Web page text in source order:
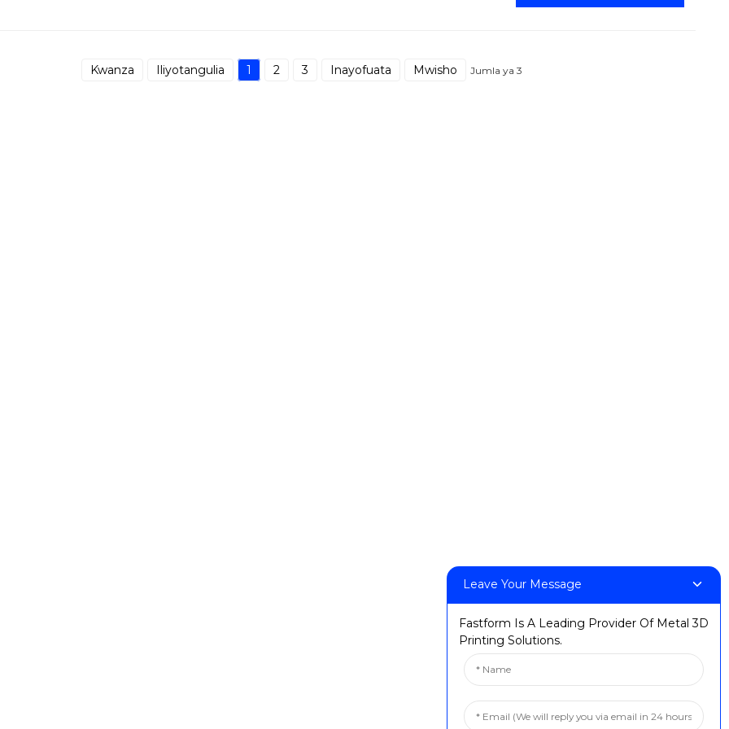
Kwanza Iliyotangulia 1 2 3 Inayofuata Mwisho Jumla ya 3
Leave Your Message
Fastform Is A Leading Provider Of Metal 3D
Printing Solutions.